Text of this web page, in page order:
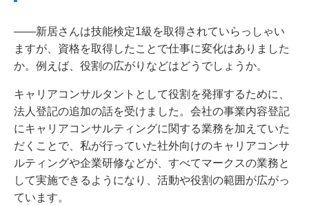
――新居さんは技能検定1級を取得されていらっしゃい
ますが、資格を取得したことで仕事に変化はありました
か。例えば、役割の広がりなどはどうでしょうか。
キャリアコンサルタントとして役割を発揮するために、
法人登記の追加の話を受けました。会社の事業内容登記
にキャリアコンサルティングに関する業務を加えていた
だくことで、私が行っていた社外向けのキャリアコンサ
ルティングや企業研修などが、すべてマークスの業務と
して実施できるようになり、活動や役割の範囲が広がっ
ています。